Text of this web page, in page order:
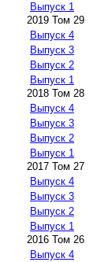
Выпуск 1
2019 Том 29
Выпуск 4
Выпуск 3
Выпуск 2
Выпуск 1
2018 Том 28
Выпуск 4
Выпуск 3
Выпуск 2
Выпуск 1
2017 Том 27
Выпуск 4
Выпуск 3
Выпуск 2
Выпуск 1
2016 Том 26
Выпуск 4